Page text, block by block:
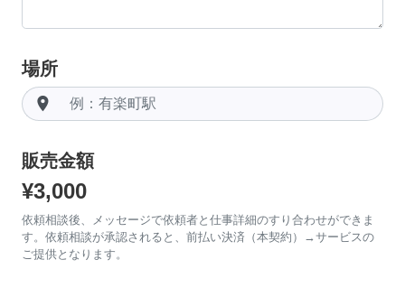
場所
room
販売金額
¥3,000
依頼相談後、メッセージで依頼者と仕事詳細のすり合わせができま
す。依頼相談が承認されると、前払い決済（本契約）→サービスの
ご提供となります。